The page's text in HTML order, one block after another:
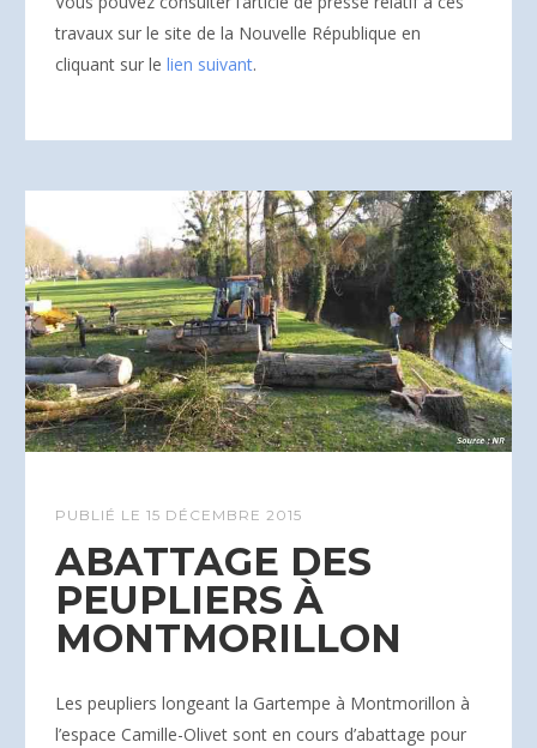
travaux sur le site de la Nouvelle République en
cliquant sur le lien suivant.
PUBLIÉ LE 15 DÉCEMBRE 2015
ABATTAGE DES
PEUPLIERS À
MONTMORILLON
Les peupliers longeant la Gartempe à Montmorillon à
l’espace Camille-Olivet sont en cours d’abattage pour